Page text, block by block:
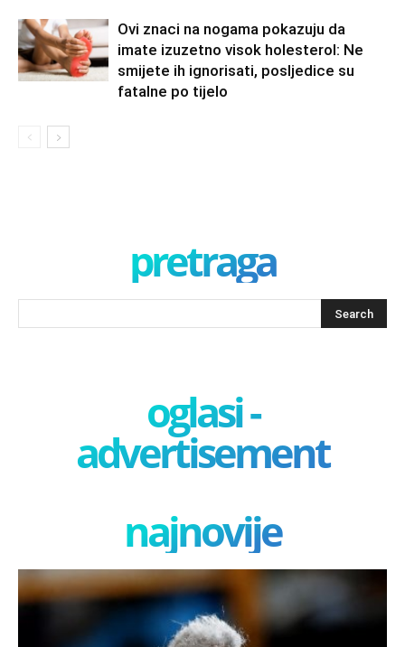
Ovi znaci na nogama pokazuju da
imate izuzetno visok holesterol: Ne
smijete ih ignorisati, posljedice su
fatalne po tijelo
pretraga
oglasi -
advertisement
najnovije